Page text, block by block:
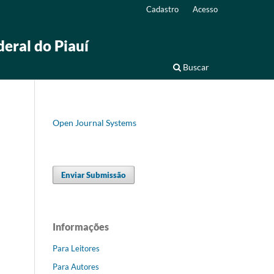
do Piauí
Buscar
Cadastro Acesso
Open Journal Systems
Enviar Submissão
Informações
Para Leitores
Para Autores